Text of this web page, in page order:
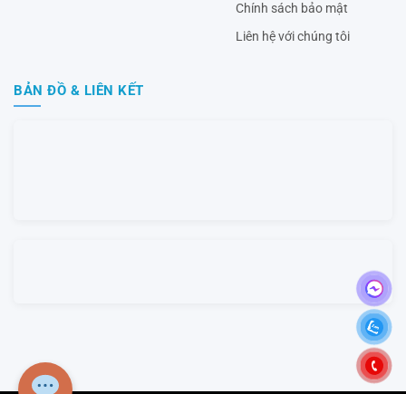
Chính sách bảo mật
Liên hệ với chúng tôi
BẢN ĐỒ & LIÊN KẾT